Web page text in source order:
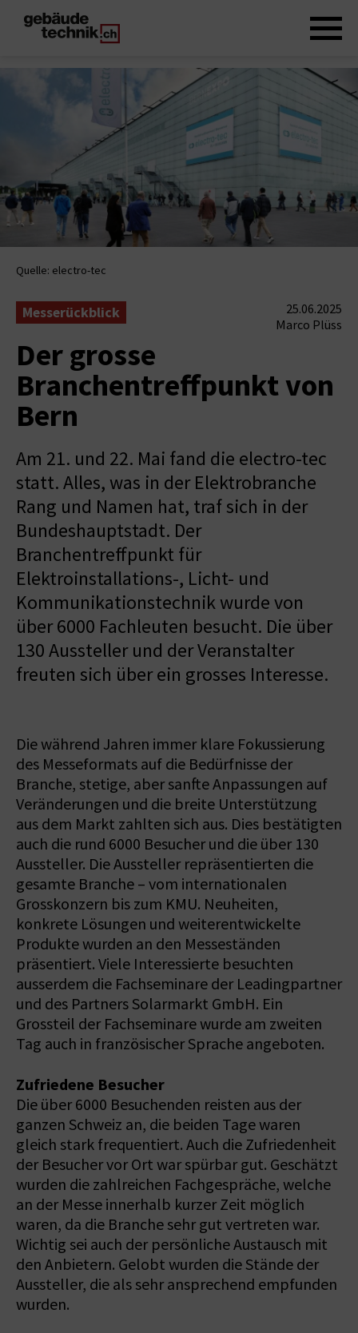
Quelle: electro-tec
Messerückblick
25.06.2025
Marco Plüss
Der grosse
Branchentreffpunkt von
Bern
Am 21. und 22. Mai fand die electro-tec
statt. Alles, was in der Elektrobranche
Rang und Namen hat, traf sich in der
Bundeshauptstadt. Der
Branchentreffpunkt für
Elektroinstallations-, Licht- und
Kommunikationstechnik wurde von
über 6000 Fachleuten besucht. Die über
130 Aussteller und der Veranstalter
freuten sich über ein grosses Interesse.
Die während Jahren immer klare Fokussierung
des Messeformats auf die Bedürfnisse der
Branche, stetige, aber sanfte Anpassungen auf
Veränderungen und die breite Unterstützung
aus dem Markt zahlten sich aus. Dies bestätigten
auch die rund 6000 Besucher und die über 130
Aussteller. Die Aussteller repräsentierten die
gesamte Branche – vom internationalen
Grosskonzern bis zum KMU. Neuheiten,
konkrete Lösungen und weiterentwickelte
Produkte wurden an den Messeständen
präsentiert. Viele Interessierte besuchten
ausserdem die Fachseminare der Leadingpartner
und des Partners Solarmarkt GmbH. Ein
Grossteil der Fachseminare wurde am zweiten
Tag auch in französischer Sprache angeboten.
Zufriedene Besucher
Die über 6000 Besuchenden reisten aus der
ganzen Schweiz an, die beiden Tage waren
gleich stark frequentiert. Auch die Zufriedenheit
der Besucher vor Ort war spürbar gut. Geschätzt
wurden die zahlreichen Fachgespräche, welche
an der Messe innerhalb kurzer Zeit möglich
waren, da die Branche sehr gut vertreten war.
Wichtig sei auch der persönliche Austausch mit
den Anbietern. Gelobt wurden die Stände der
Aussteller, die als sehr ansprechend empfunden
wurden.